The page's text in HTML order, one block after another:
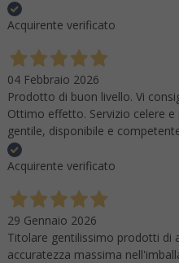
Acquirente verificato
04 Febbraio 2026
Prodotto di buon livello. Vi
Ottimo effetto. Servizio celere
gentile, disponibile e
Acquirente verificato
29 Gennaio 2026
Titolare gentilissimo prodotti di
accuratezza massima